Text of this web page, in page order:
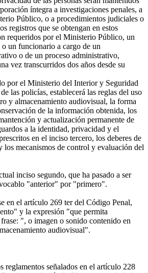
íntegra a investigaciones penales, a
Público, o a procedimientos judiciales o
registros que se obtengan en estos
requeridos por el Ministerio Público, un
un funcionario a cargo de un
o de un proceso administrativo,
vez transcurridos dos años desde su
por el Ministerio del Interior y Seguridad
las policías, establecerá las reglas del uso
y almacenamiento audiovisual, la forma
de la información obtenida, los
y actualización permanente de
a la identidad, privacidad y el
en el inciso tercero, los deberes de
los mecanismos de control y evaluación del
inciso segundo, que ha pasado a ser
"anterior" por "primero".
en el artículo 269 ter del Código Penal,
y la expresión "que permita
", o imagen o sonido contenido en
audiovisual".
señalados en el artículo 228